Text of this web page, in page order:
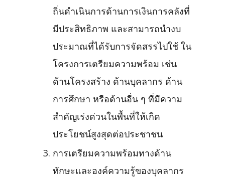
ถิ่นดำเนินการด้านการเงินการคลังที่
มีประสิทธิภาพ และสามารถนำงบ
ประมาณที่ได้รับการจัดสรรไปใช้ ใน
โครงการเตรียมความพร้อม เช่น
ด้านโครงสร้าง ด้านบุคลากร ด้าน
การศึกษา หรือด้านอื่น ๆ ที่มีความ
สำคัญเร่งด่วนในพื้นที่ให้เกิด
ประโยชน์สูงสุดต่อประชาชน
การเตรียมความพร้อมทางด้าน
ทักษะและองค์ความรู้ของบุคลากร